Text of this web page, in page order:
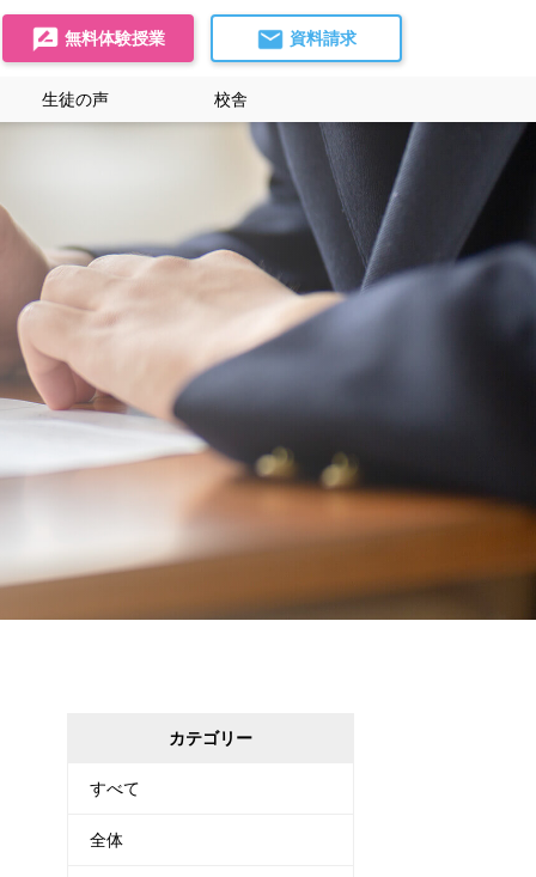
無料体験授業 資料請求
生徒の声 校舎
カテゴリー
すべて
全体